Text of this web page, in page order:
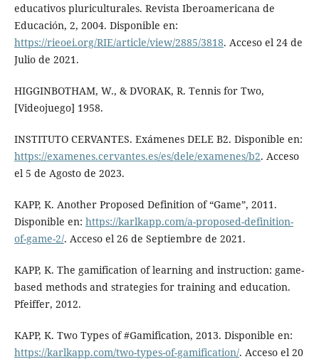
educativos pluriculturales. Revista Iberoamericana de
Educación, 2, 2004. Disponible en:
https://rieoei.org/RIE/article/view/2885/3818. Acceso el 24 de
Julio de 2021.
HIGGINBOTHAM, W., & DVORAK, R. Tennis for Two,
[Videojuego] 1958.
INSTITUTO CERVANTES. Exámenes DELE B2. Disponible en:
https://examenes.cervantes.es/es/dele/examenes/b2. Acceso
el 5 de Agosto de 2023.
KAPP, K. Another Proposed Definition of “Game”, 2011.
Disponible en: https://karlkapp.com/a-proposed-definition-
of-game-2/. Acceso el 26 de Septiembre de 2021.
KAPP, K. The gamification of learning and instruction: game-
based methods and strategies for training and education.
Pfeiffer, 2012.
KAPP, K. Two Types of #Gamification, 2013. Disponible en:
https://karlkapp.com/two-types-of-gamification/. Acceso el 20